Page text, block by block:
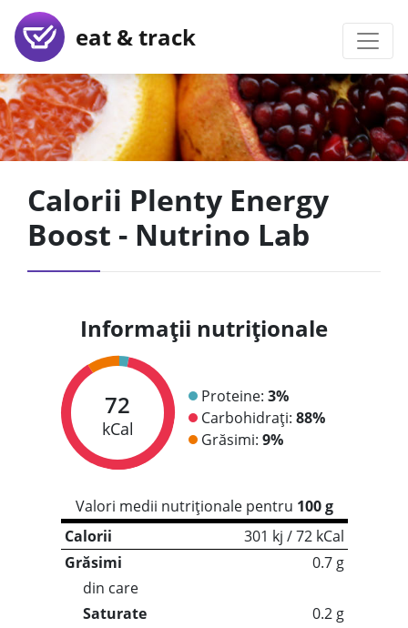
eat & track
Calorii Plenty Energy
Boost - Nutrino Lab
Informații nutriționale
72
kCal
Proteine: 3%
Carbohidrați: 88%
Grăsimi: 9%
Valori medii nutriționale pentru 100 g
Calorii
301 kj / 72 kCal
Grăsimi
0.7 g
din care
Saturate
0.2 g